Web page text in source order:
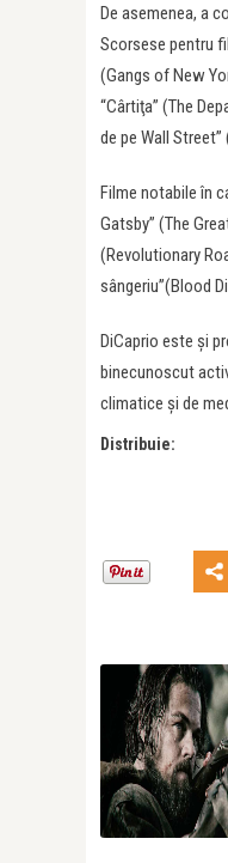
De asemenea, a
Scorsese pentru
(Gangs of New
“Cârtiţa” (The
de pe Wall
Filme notabile în
Gatsby” (The
(Revolutionary
sângeriu”(Blood
DiCaprio este şi
binecunoscut
climatice şi de
Distribuie: